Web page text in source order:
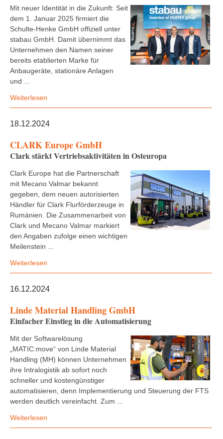
Mit neuer Identität in die Zukunft: Seit
dem 1. Januar 2025 firmiert die
Schulte-Henke GmbH offiziell unter
stabau GmbH. Damit übernimmt das
Unternehmen den Namen seiner
bereits etablierten Marke für
Anbaugeräte, stationäre Anlagen
und ...
Weiterlesen
18.12.2024
CLARK Europe GmbH
Clark stärkt Vertriebsaktivitäten in Osteuropa
Clark Europe hat die Partnerschaft
mit Mecano Valmar bekannt
gegeben, dem neuen autorisierten
Händler für Clark Flurförderzeuge in
Rumänien. Die Zusammenarbeit von
Clark und Mecano Valmar markiert
den Angaben zufolge einen wichtigen
Meilenstein ...
Weiterlesen
16.12.2024
Linde Material Handling GmbH
Einfacher Einstieg in die Automatisierung
Mit der Softwarelösung
„MATIC:move“ von Linde Material
Handling (MH) können Unternehmen
ihre Intralogistik ab sofort noch
schneller und kostengünstiger
automatisieren, denn Implementierung und Steuerung der FTS
werden deutlich vereinfacht. Zum ...
Weiterlesen